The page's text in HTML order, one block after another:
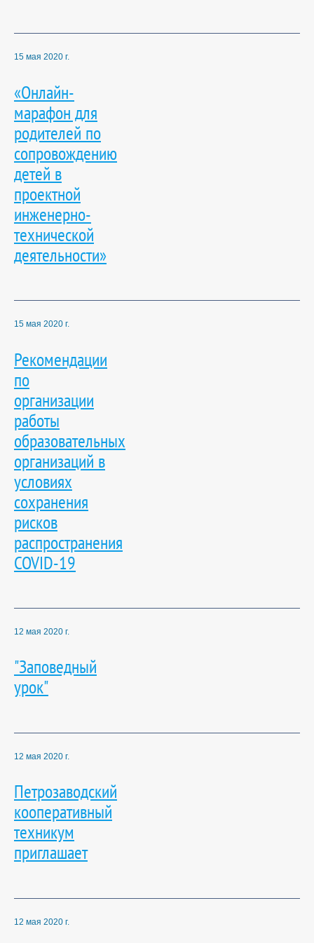
15 мая 2020 г.
«Онлайн-
марафон для
родителей по
сопровождению
детей в
проектной
инженерно-
технической
деятельности»
15 мая 2020 г.
Рекомендации
по
организации
работы
образовательных
организаций в
условиях
сохранения
рисков
распространения
COVID-19
12 мая 2020 г.
"Заповедный
урок"
12 мая 2020 г.
Петрозаводский
кооперативный
техникум
приглашает
12 мая 2020 г.